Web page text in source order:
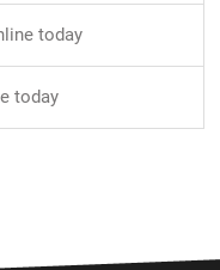
today
today